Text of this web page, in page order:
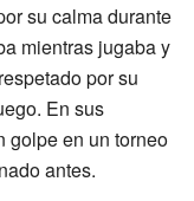
su calma durante
mientras jugaba y
por su
En sus
golpe en un torneo
antes.